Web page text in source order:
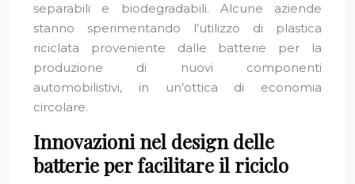
separabili e biodegradabili. Alcune aziende
stanno sperimentando l’utilizzo di plastica
riciclata proveniente dalle batterie per la
produzione di nuovi componenti
automobilistivi, in un’ottica di economia
circolare.
Innovazioni nel design delle
batterie per facilitare il riciclo